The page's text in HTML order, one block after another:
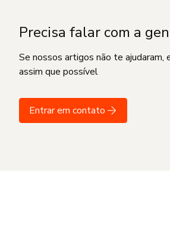
Precisa falar com a
Se nossos artigos não te
assim que possível
Entrar em contato